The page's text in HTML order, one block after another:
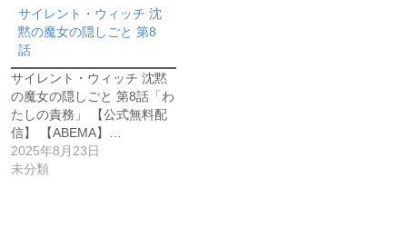
サイレント・ウィッチ 沈
黙の魔女の隠しごと 第8
話
サイレント・ウィッチ 沈黙
の魔女の隠しごと 第8話「わ
たしの責務」 【公式無料配
信】 【ABEMA】…
2025年8月23日
未分類